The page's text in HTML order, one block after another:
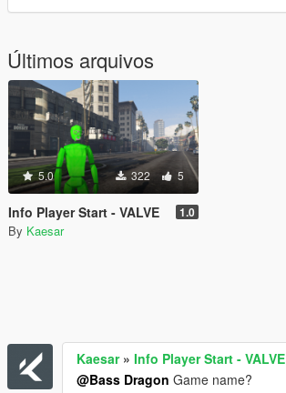
Últimos arquivos
5.0 322 5
Info Player Start - VALVE 1.0
By Kaesar
Kaesar» Info Player Start - VALVE
@Bass Dragon Game name?